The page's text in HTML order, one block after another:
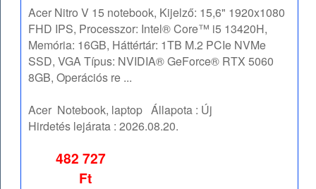
Acer Nitro V 15 notebook, Kijelző: 15,6" 1920x1080
FHD IPS, Processzor: Intel® Core™ i5 13420H,
Memória: 16GB, Háttértár: 1TB M.2 PCIe NVMe
SSD, VGA Típus: NVIDIA® GeForce® RTX 5060
8GB, Operációs re ...
Acer Notebook, laptop Állapota : Új
Hirdetés lejárata :2026.08.20.
482 727
Ft